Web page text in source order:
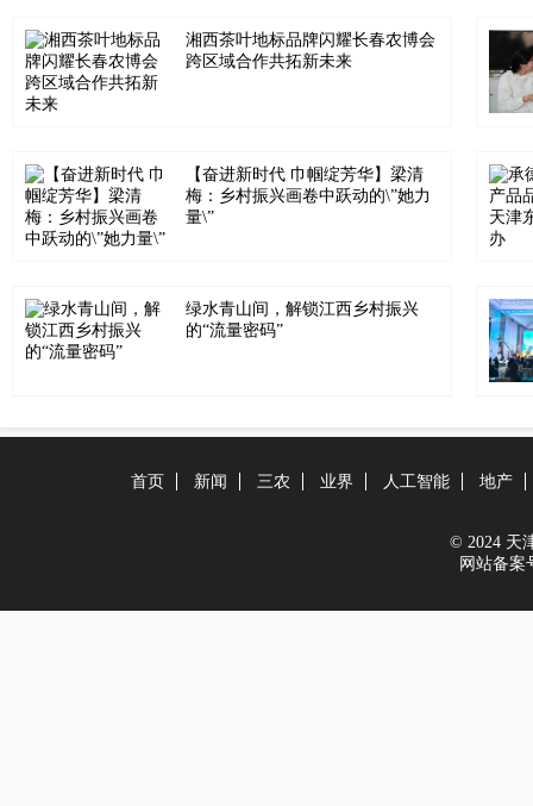
湘西茶叶地标品牌闪耀长春农博会
跨区域合作共拓新未来
【奋进新时代 巾帼绽芳华】梁清
梅：乡村振兴画卷中跃动的\”她力
量\”
绿水青山间，解锁江西乡村振兴
的“流量密码”
首页 新闻 三农 业界 人工智能 地产
© 2024 天
网站备案